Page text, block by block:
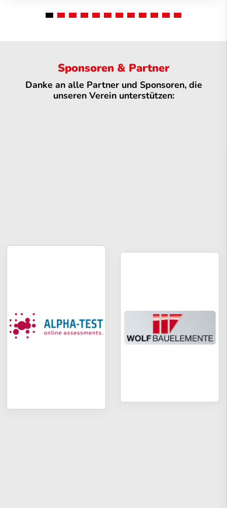
Sponsoren & Partner
Danke an alle Partner und Sponsoren, die
unseren Verein unterstützen: